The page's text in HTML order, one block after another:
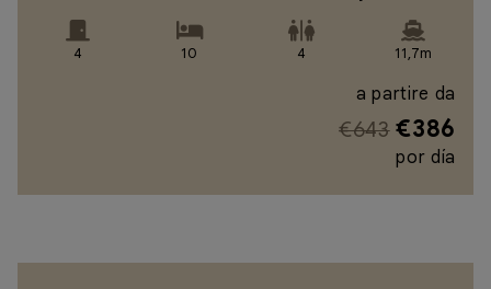
4 10 4 11,7m
a partire da
€643 €386
por día